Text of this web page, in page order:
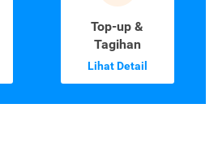
Top-up &
Tagihan
Lihat Detail